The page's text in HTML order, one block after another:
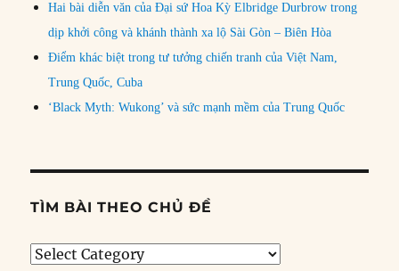
Hai bài diễn văn của Đại sứ Hoa Kỳ Elbridge Durbrow trong
dịp khởi công và khánh thành xa lộ Sài Gòn – Biên Hòa
Điểm khác biệt trong tư tưởng chiến tranh của Việt Nam,
Trung Quốc, Cuba
‘Black Myth: Wukong’ và sức mạnh mềm của Trung Quốc
TÌM BÀI THEO CHỦ ĐỀ
Tìm